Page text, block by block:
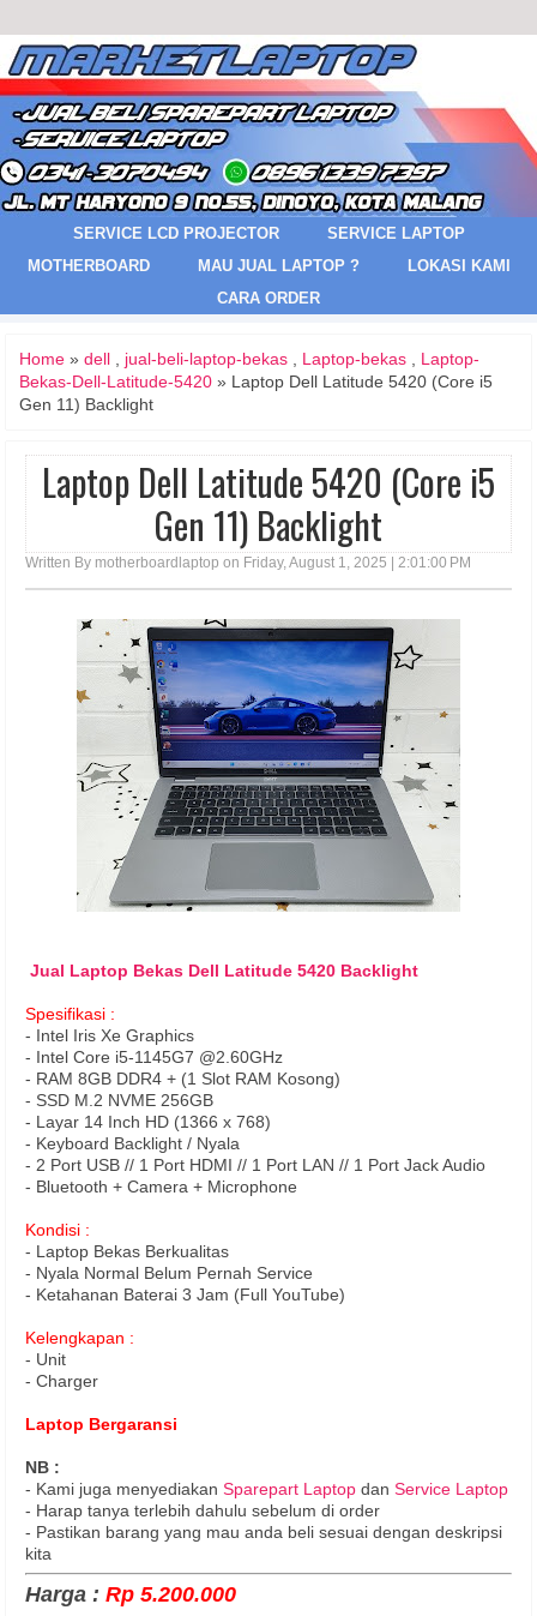
SERVICE LCD PROJECTOR
SERVICE LAPTOP
MOTHERBOARD
MAU JUAL LAPTOP ?
LOKASI KAMI
CARA ORDER
Home » dell jual-beli-laptop-bekas Laptop-bekas
Laptop-
Bekas-Dell-Latitude-5420 » Laptop Dell Latitude 5420 (Core i5
Gen 11) Backlight
Laptop Dell Latitude 5420 (Core i5
Gen 11) Backlight
Written By motherboardlaptop on Friday, August 1, 2025 | 2:01:00 PM
Jual Laptop Bekas Dell Latitude 5420 Backlight
Spesifikasi :
- Intel Iris Xe Graphics
- Intel Core i5-1145G7 @2.60GHz
- RAM 8GB DDR4 + (1 Slot RAM Kosong)
- SSD M.2 NVME 256GB
- Layar 14 Inch HD (1366 x 768)
- Keyboard Backlight / Nyala
- 2 Port USB // 1 Port HDMI // 1 Port LAN // 1 Port Jack Audio
- Bluetooth + Camera + Microphone
Kondisi :
- Laptop Bekas Berkualitas
- Nyala Normal Belum Pernah Service
- Ketahanan Baterai 3 Jam (Full YouTube)
Kelengkapan :
- Unit
- Charger
Laptop Bergaransi
NB :
- Kami juga menyediakan Sparepart Laptop dan Service Laptop
- Harap tanya terlebih dahulu sebelum di order
- Pastikan barang yang mau anda beli sesuai dengan deskripsi
kita
Harga : Rp 5.200.000